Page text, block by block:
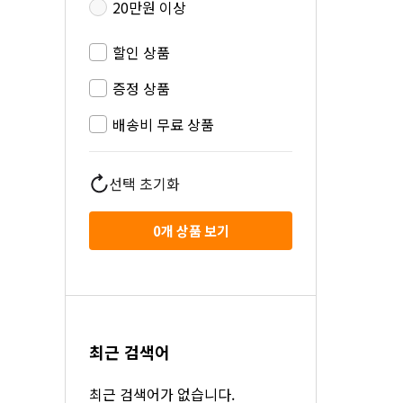
20만원 이상
할인 상품
증정 상품
배송비 무료 상품
선택 초기화
0개 상품 보기
최근 검색어
최근 검색어가 없습니다.